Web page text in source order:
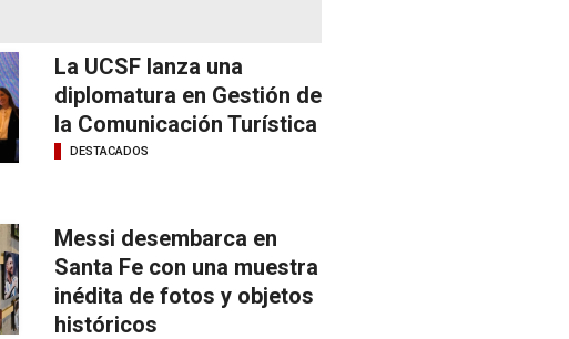
La UCSF lanza una
diplomatura en Gestión de
la Comunicación Turística
DESTACADOS
Messi desembarca en
Santa Fe con una muestra
inédita de fotos y objetos
históricos